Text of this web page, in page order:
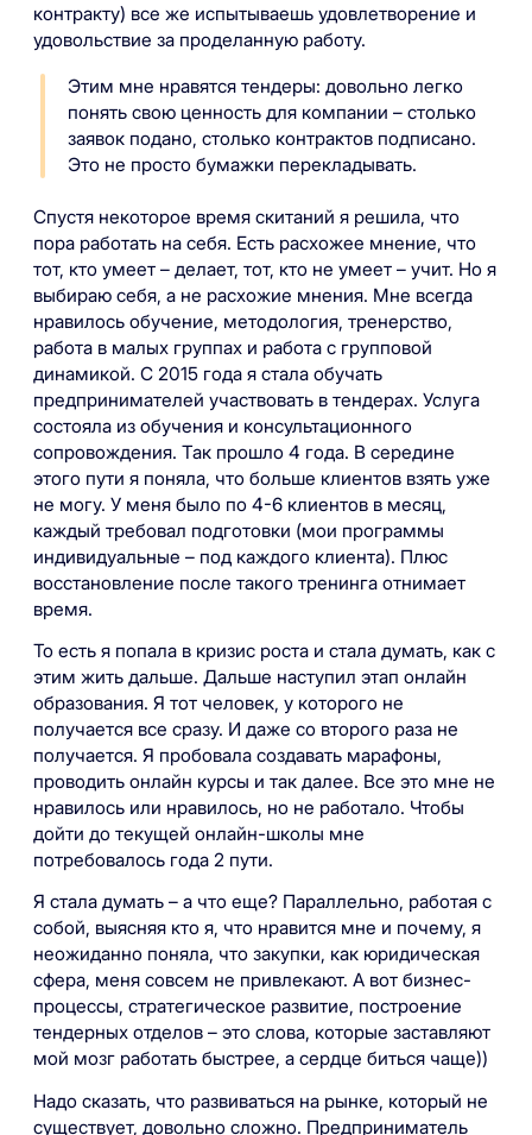
контракту) все же испытываешь удовлетворение и
удовольствие за проделанную работу.
Этим мне нравятся тендеры: довольно легко
понять свою ценность для компании – столько
заявок подано, столько контрактов подписано.
Это не просто бумажки перекладывать.
Спустя некоторое время скитаний я решила, что
пора работать на себя. Есть расхожее мнение, что
тот, кто умеет – делает, тот, кто не умеет – учит. Но я
выбираю себя, а не расхожие мнения. Мне всегда
нравилось обучение, методология, тренерство,
работа в малых группах и работа с групповой
динамикой. С 2015 года я стала обучать
предпринимателей участвовать в тендерах. Услуга
состояла из обучения и консультационного
сопровождения. Так прошло 4 года. В середине
этого пути я поняла, что больше клиентов взять уже
не могу. У меня было по 4-6 клиентов в месяц,
каждый требовал подготовки (мои программы
индивидуальные – под каждого клиента). Плюс
восстановление после такого тренинга отнимает
время.
То есть я попала в кризис роста и стала думать, как с
этим жить дальше. Дальше наступил этап онлайн
образования. Я тот человек, у которого не
получается все сразу. И даже со второго раза не
получается. Я пробовала создавать марафоны,
проводить онлайн курсы и так далее. Все это мне не
нравилось или нравилось, но не работало. Чтобы
дойти до текущей онлайн-школы мне
потребовалось года 2 пути.
Я стала думать – а что еще? Параллельно, работая с
собой, выясняя кто я, что нравится мне и почему, я
неожиданно поняла, что закупки, как юридическая
сфера, меня совсем не привлекают. А вот бизнес-
процессы, стратегическое развитие, построение
тендерных отделов – это слова, которые заставляют
мой мозг работать быстрее, а сердце биться чаще))
Надо сказать, что развиваться на рынке, который не
существует, довольно сложно. Предприниматель